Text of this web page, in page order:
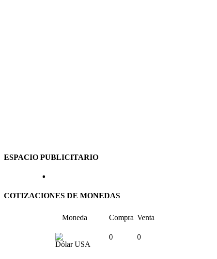
ESPACIO PUBLICITARIO
COTIZACIONES DE MONEDAS
Moneda Compra Venta
Dólar USA
0 0